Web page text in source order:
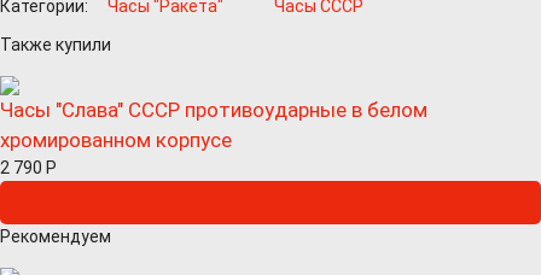
Категории: Часы "Ракета"
Часы СССР
Также купили
Часы "Слава" СССР противоударные в белом
хромированном корпусе
2 790 Р
Рекомендуем